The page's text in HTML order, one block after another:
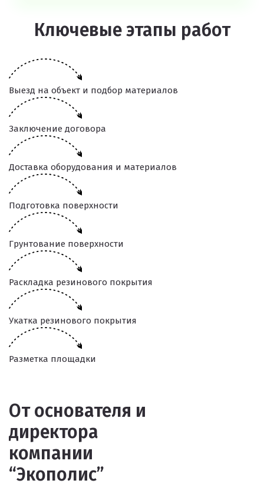
Ключевые этапы работ
Выезд на объект и подбор материалов
Заключение договора
Доставка оборудования и материалов
Подготовка поверхности
Грунтование поверхности
Раскладка резинового покрытия
Укатка резинового покрытия
Разметка площадки
От основателя и
директора
компании
“Экополис”